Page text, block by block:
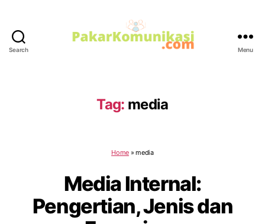
Search Menu
Tag: media
Home »media
Media Internal:
Pengertian, Jenis dan